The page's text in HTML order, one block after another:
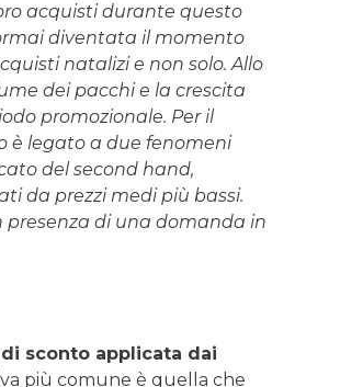
acquisti durante questo
diventata il momento
natalizi e non solo. Allo
dei pacchi e la crescita
promozionale. Per il
è legato a due fenomeni
del second hand,
da prezzi medi più bassi.
presenza di una domanda in
sconto applicata dai
più comune è quella che